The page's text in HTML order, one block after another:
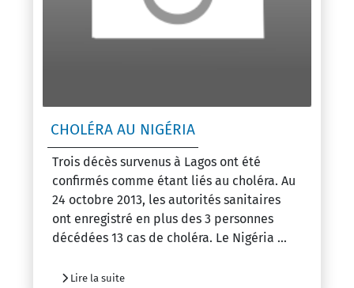
CHOLÉRA AU NIGÉRIA
Trois décès survenus à Lagos ont été
confirmés comme étant liés au choléra. Au
24 octobre 2013, les autorités sanitaires
ont enregistré en plus des 3 personnes
décédées 13 cas de choléra. Le Nigéria ...
Lire la suite